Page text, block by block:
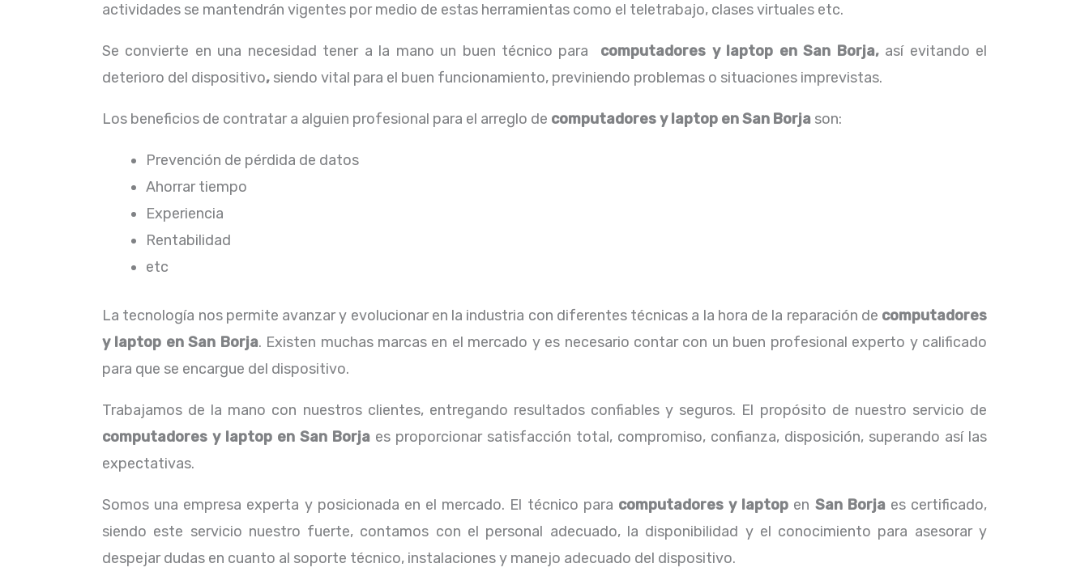
actividades se mantendrán vigentes por medio de estas herramientas como el teletrabajo, clases virtuales etc.
Se convierte en una necesidad tener a la mano un buen técnico para computadores y laptop en San Borja, así evitando el
deterioro del dispositivo, siendo vital para el buen funcionamiento, previniendo problemas o situaciones imprevistas.
Los beneficios de contratar a alguien profesional para el arreglo de computadores y laptop en San Borja son:
Prevención de pérdida de datos
Ahorrar tiempo
Experiencia
Rentabilidad
etc
La tecnología nos permite avanzar y evolucionar en la industria con diferentes técnicas a la hora de la reparación de computadores
y laptop en San Borja. Existen muchas marcas en el mercado y es necesario contar con un buen profesional experto y calificado
para que se encargue del dispositivo.
Trabajamos de la mano con nuestros clientes, entregando resultados confiables y seguros. El propósito de nuestro servicio de
computadores y laptop en San Borja es proporcionar satisfacción total, compromiso, confianza, disposición, superando así las
expectativas.
Somos una empresa experta y posicionada en el mercado. El técnico para computadores y laptop en San Borjaes certificado,
siendo este servicio nuestro fuerte, contamos con el personal adecuado, la disponibilidad y el conocimiento para asesorar y
despejar dudas en cuanto al soporte técnico, instalaciones y manejo adecuado del dispositivo.